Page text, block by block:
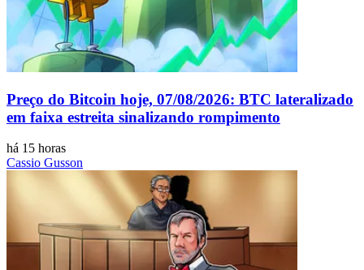
Preço do Bitcoin hoje, 07/08/2026: BTC lateralizado
em faixa estreita sinalizando rompimento
há 15 horas
Cassio Gusson